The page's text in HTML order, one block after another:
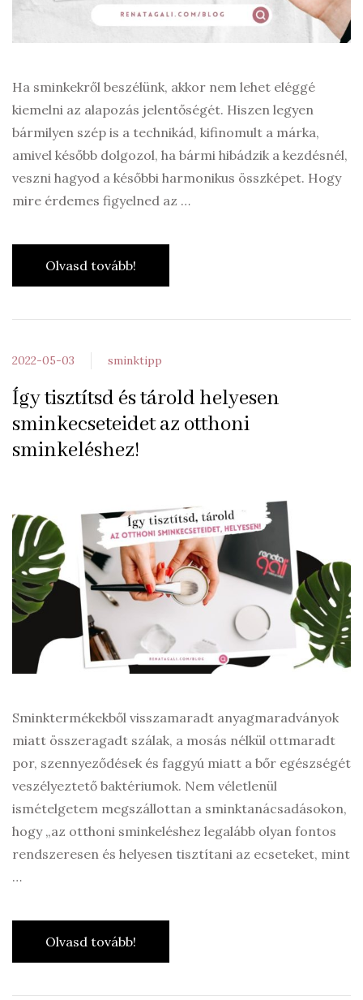
Ha sminkekről beszélünk, akkor nem lehet eléggé
kiemelni az alapozás jelentőségét. Hiszen legyen
bármilyen szép is a technikád, kifinomult a márka,
amivel később dolgozol, ha bármi hibádzik a kezdésnél,
veszni hagyod a későbbi harmonikus összképet. Hogy
mire érdemes figyelned az …
Olvasd tovább!
2022-05-03 sminktipp
Így tisztítsd és tárold helyesen
sminkecseteidet az otthoni
sminkeléshez!
Sminktermékekből visszamaradt anyagmaradványok
miatt összeragadt szálak, a mosás nélkül ottmaradt
por, szennyeződések és faggyú miatt a bőr egészségét
veszélyeztető baktériumok. Nem véletlenül
ismételgetem megszállottan a sminktanácsadásokon,
hogy „az otthoni sminkeléshez legalább olyan fontos
rendszeresen és helyesen tisztítani az ecseteket, mint
…
Olvasd tovább!